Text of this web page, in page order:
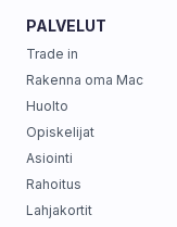
PALVELUT
Trade in
Rakenna oma Mac
Huolto
Opiskelijat
Asiointi
Rahoitus
Lahjakortit